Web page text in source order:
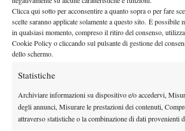
Clicca qui sotto per acconsentire a quanto sopra o per fare
scelte saranno applicate solamente a questo sito. È possibile
in qualsiasi momento, compreso il ritiro del consenso,
Cookie Policy o cliccando sul pulsante di gestione del
dello schermo.
Statistiche
Archiviare informazioni su dispositivo e/o accedervi,
degli annunci, Misurare le prestazioni dei contenuti,
attraverso statistiche o la combinazione di dati provenienti
20 Maggio 2011
Alessandro Nizegorodcew